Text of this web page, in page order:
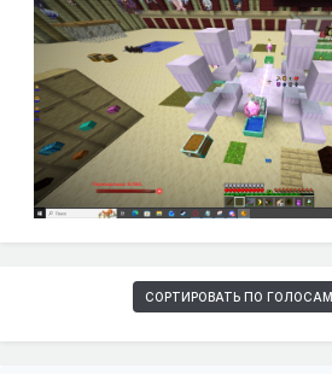
СОРТИРОВАТЬ ПО ГОЛОСАМ